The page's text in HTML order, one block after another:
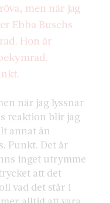
men när jag
Ebba Buschs
Hon är
när jag lyssnar
reaktion blir jag
annat än
Punkt. Det är
inget utrymme
att det
vad det står i